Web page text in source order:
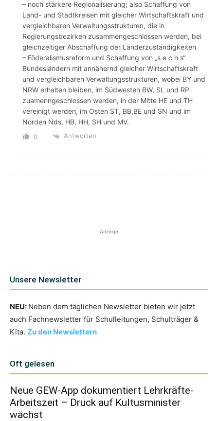
– noch stärkere Regionalisierung; also Schaffung von
Land- und Stadtkreisen mit gleicher Wirtschaftskraft und
vergleichbaren Verwaltungsstrukturen, die in
Regierungsbezirken zusammengeschlossen werden, bei
gleichzeitiger Abschaffung der Länderzuständigkeiten.
– Föderalismusreform und Schaffung von „s e c h s“
Bundesländern mit annähernd gleicher Wirtschaftskraft
und vergleichbaren Verwaltungsstrukturen, wobei BY und
NRW erhalten bleiben, im Südwesten BW, SL und RP
zuamenngeschlossen werden, in der Mitte HE und TH
vereinigt werden, im Osten ST, BB,BE und SN und im
Norden Nds, HB, HH, SH und MV.
0 Antworten
Anzeige
Unsere Newsletter
NEU: Neben dem täglichen Newsletter bieten wir jetzt
auch Fachnewsletter für Schulleitungen, Schulträger &
Kita. Zu den Newslettern
Oft gelesen
Neue GEW-App dokumentiert Lehrkräfte-
Arbeitszeit – Druck auf Kultusminister
wächst